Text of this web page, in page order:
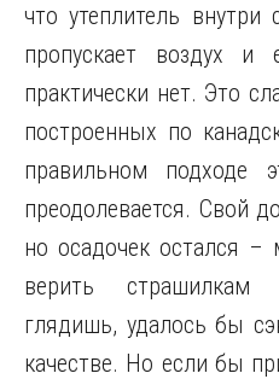
что утеплитель внутри
пропускает воздух и
практически нет. Это
построенных по
правильном подходе
преодолевается. Свой
но осадочек остался
верить страшилкам
глядишь, удалось бы
качестве. Но если бы